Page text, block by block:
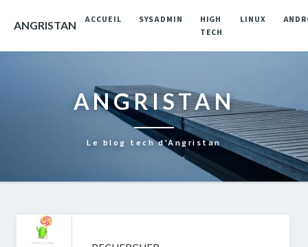
ANGRISTAN ACCUEIL SYSADMIN
HIGH
TECH
LINUX
ANGRISTAN
Le blog tech d'Angristan